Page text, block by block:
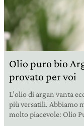
Olio puro bio
provato per voi
L’olio di argan vanta
più versatili. Abbiamo
molto piacevole: Olio